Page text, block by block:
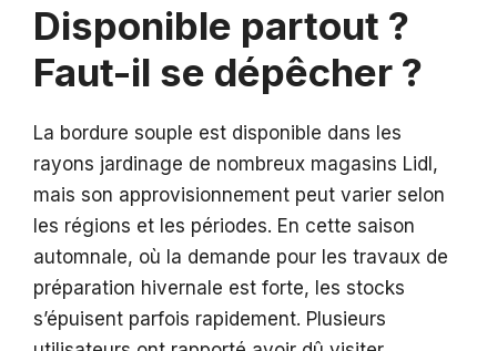
Disponible partout ?
Faut-il se dépêcher ?
La bordure souple est disponible dans les
rayons jardinage de nombreux magasins Lidl,
mais son approvisionnement peut varier selon
les régions et les périodes. En cette saison
automnale, où la demande pour les travaux de
préparation hivernale est forte, les stocks
s’épuisent parfois rapidement. Plusieurs